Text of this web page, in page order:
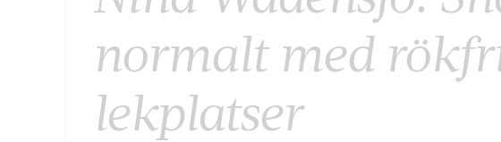
normalt med
lekplatser